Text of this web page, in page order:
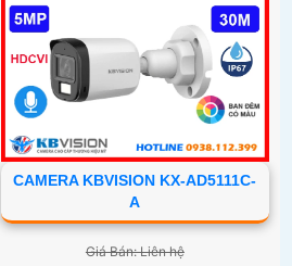
CAMERA KBVISION KX-AD5111C-
A
Giá Bán: Liên hệ